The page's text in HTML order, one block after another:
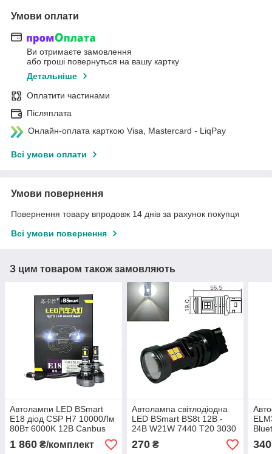
Умови оплати
Ви отримаєте замовлення
або гроші повернуться на вашу картку
Детальніше
Оплатити частинами
Післяплата
Онлайн-оплата карткою Visa, Mastercard - LiqPay
Всі умови оплати
Умови повернення
Повернення товару впродовж 14 днів за рахунок покупця
Всі умови повернення
З цим товаром також замовляють
Автолампи LED BSmart
E18 діод CSP H7 10000Лм
80Вт 6000K 12В Canbus
1 860 ₴/комплект
Автолампа світлодіодна
LED BSmart BS8t 12В -
24В W21W 7440 T20 3030
15SMD біла
270₴
FW
340